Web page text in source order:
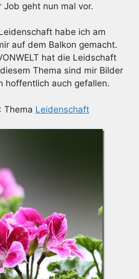
Job geht nun mal vor.
habe ich am
auf dem Balkon gemacht.
hat die Leidschaft
Thema sind mir Bilder
hoffentlich auch gefallen.
Thema Leidenschaft